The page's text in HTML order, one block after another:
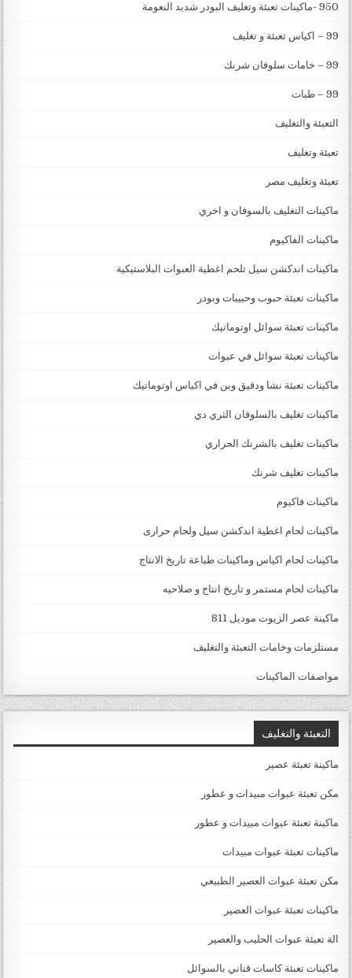
950 -ماكينات تعبئة وتغليف البودر شديد النعومة
99 – اكياس تعبئة و تغليف
99 – خامات سلوفان شرنك
99 – طبات
التعبئة والتغليف
تعبئة وتغليف
تعبئة وتغليف مصر
ماكينات التغليف بالسوفان و اخري
ماكينات الفاكيوم
ماكينات اندكشن سيل تلحم اغطية العبوات البلاستيكية
ماكينات تعبئة حبوب وحبيبات وبودر
ماكينات تعبئة سوائل اوتوماتيك
ماكينات تعبئة سوائل في عبوات
ماكينات تعبئة نشا ودقيق وبن في اكياس اوتوماتيك
ماكينات تغليف بالسلوفان الثري دي
ماكينات تغليف بالشرنك الحراري
ماكينات تغليف شرنك
ماكينات فاكيوم
ماكينات لحام اغطية اندكشن سيل ولحام حرارى
ماكينات لحام اكياس وماكينات طباعة تاريخ الانتاج
ماكينات لحام مستمر و تاريخ انتاج و صلاحيه
ماكينة عصر الزيوت موديل 811
مستلزمات وخامات التعبئة والتغليف
مواصفات الماكينات
التعبئة والتغليف
ماكينة تعبئة عصير
مكن تعبئة عبوات مبيدات و عطور
ماكينة تعبئة عبوات مبيدات و عطور
ماكينات تعبئة عبوات مبيدات
مكن تعبئة عبوات العصير الطبيعي
ماكينات تعبئة عبوات العصير
الة تعبئة عبوات الحليب والعصير
ماكينات تعبئة كاسات قناني بالسوائل